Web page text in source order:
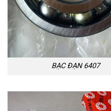
BẠC ĐẠN 6407